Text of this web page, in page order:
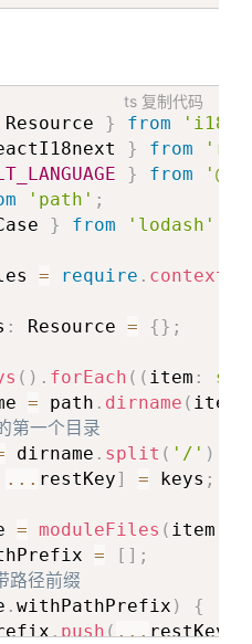
ts 复制代码
Resource } from
} from
} from
'@/
'path' ;
} from 'lodash'
= require . context
: Resource = {} ;
( ) . forEach ( ( item :
= path . dirname ( item
一个目录
dirname . split ( '/' )
... restKey] = keys ;
= moduleFiles ( item
= [ ] ;
径前缀
.withPathPrefix )
{
.push(...restKey